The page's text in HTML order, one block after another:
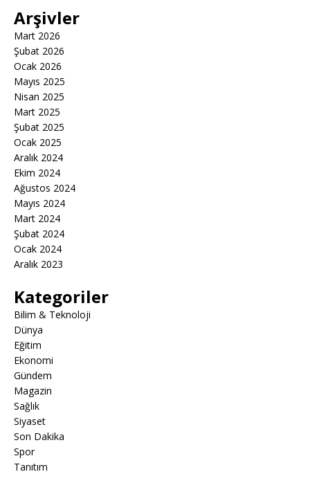
Arşivler
Mart 2026
Şubat 2026
Ocak 2026
Mayıs 2025
Nisan 2025
Mart 2025
Şubat 2025
Ocak 2025
Aralık 2024
Ekim 2024
Ağustos 2024
Mayıs 2024
Mart 2024
Şubat 2024
Ocak 2024
Aralık 2023
Kategoriler
Bilim & Teknoloji
Dünya
Eğitim
Ekonomi
Gündem
Magazin
Sağlık
Siyaset
Son Dakika
Spor
Tanıtım